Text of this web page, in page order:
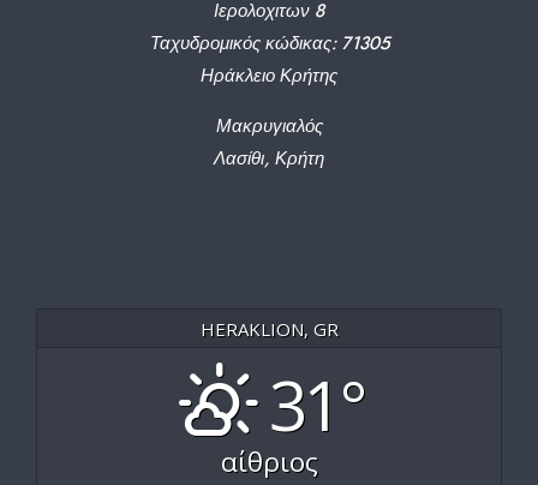
Ιερολοχιτων 8
Ταχυδρομικός κώδικας: 71305
Ηράκλειο Κρήτης
Μακρυγιαλός
Λασίθι, Κρήτη
HERAKLION, GR
31°
αίθριος